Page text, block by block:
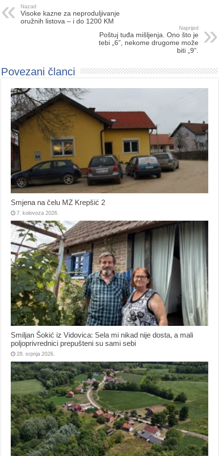
Nazad
Visoke kazne za neproduljivanje
oružnih listova – i do 1200 KM
Naprijed
Poštuj tuđa mišljenja. Ono što je
tebi „6”, nekome drugome može
biti „9”.
Povezani članci
Smjena na čelu MZ Krepšić 2
7. kolovoza 2026.
Smiljan Šokić iz Vidovica: Sela mi nikad nije dosta, a mali
poljoprivrednici prepušteni su sami sebi
28. srpnja 2026.